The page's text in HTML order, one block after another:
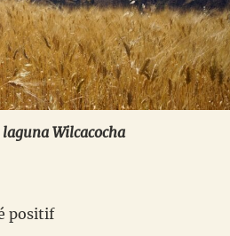
laguna Wilcacocha
positif